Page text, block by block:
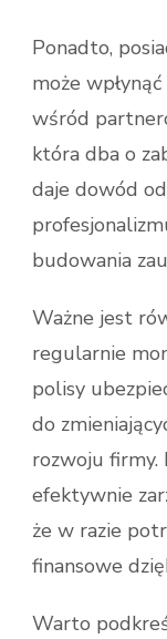
Ponadto,
może
wśród
która dba o
daje dowód
budowania
Ważne jest
regularnie
polisy
do
rozwoju firmy.
efektywnie
że w razie
finansowe
Warto